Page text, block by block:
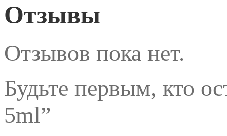
Отзывы
Отзывов пока нет.
Будьте первым, кто
5ml”